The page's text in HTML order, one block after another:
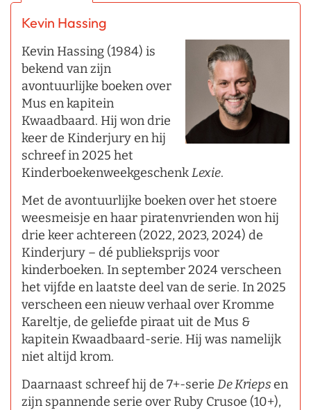
Kevin Hassing
Kevin Hassing (1984) is
bekend van zijn
avontuurlijke boeken over
Mus en kapitein
Kwaadbaard. Hij won drie
keer de Kinderjury en hij
schreef in 2025 het
KinderboekenweekgeschenkLexie.
Met de avontuurlijke boeken over het stoere
weesmeisje en haar piratenvrienden won hij
drie keer achtereen (2022, 2023, 2024) de
Kinderjury – dé publieksprijs voor
kinderboeken. In september 2024 verscheen
het vijfde en laatste deel van de serie. In 2025
verscheen een nieuw verhaal over Kromme
Kareltje, de geliefde piraat uit de Mus &
kapitein Kwaadbaard-serie. Hij was namelijk
niet altijd krom.
Daarnaast schreef hij de 7+-serie De Kriepsen
zijn spannende serie over Ruby Crusoe (10+),